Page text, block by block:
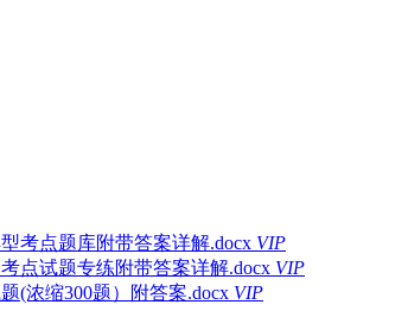
考点题库附带答案详解.docx VIP
点试题专练附带答案详解.docx VIP
(浓缩300题）附答案.docx VIP